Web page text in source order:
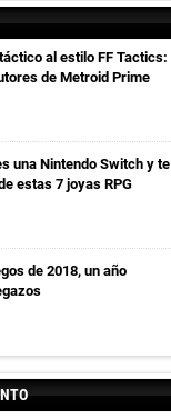
al estilo FF Tactics:
de Metroid Prime
una Nintendo Switch y te
estas 7 joyas RPG
de 2018, un año